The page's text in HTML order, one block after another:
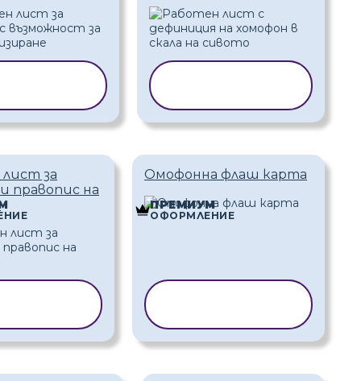
за
правопис на
Омофонна флаш карта
ПРЕМИУМ
ОФОРМЛЕНИЕ